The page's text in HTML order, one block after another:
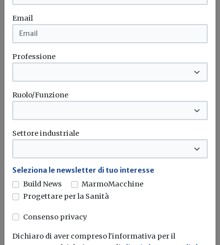
Build News
novità in campo di efficienza
energetica e sostenibilità edile
Iscriviti
I più letti sull'argomento
Email
Professione
Ruolo/Funzione
Settore industriale
Seleziona le newsletter di tuo interesse
Build News
MarmoMacchine
Progettare per la Sanità
Consenso privacy
Dichiaro di aver compreso l'informativa per il